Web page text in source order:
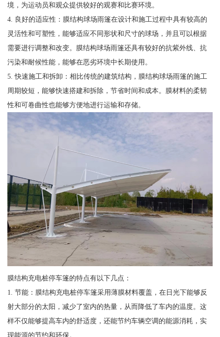
境，为运动员和观众提供较好的观赛和比赛环境。
4. 良好的适应性：膜结构球场雨篷在设计和施工过程中具有较高的
灵活性和可塑性，能够适应不同形状和尺寸的球场，并且可以根据
需要进行调整和改变。膜结构球场雨篷还具有较好的抗紫外线、抗
污染和耐候性能，能够在恶劣环境中长期使用。
5. 快速施工和拆卸：相比传统的建筑结构，膜结构球场雨篷的施工
周期较短，能够快速搭建和拆除，节省时间和成本。膜材料的柔韧
性和可卷曲性也能够方便地进行运输和存储。
膜结构充电桩停车篷的特点有以下几点：
1. 节能：膜结构充电桩停车篷采用薄膜材料覆盖，在日光下能够反
射大部分的太阳，减少了室内的热量，从而降低了车内的温度。这
样不仅能够提高车内的舒适度，还能节约车辆空调的能源消耗，实
现能源的节约和环保。